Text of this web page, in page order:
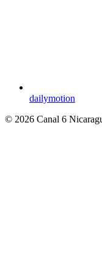
dailymotion
© 2026 Canal 6